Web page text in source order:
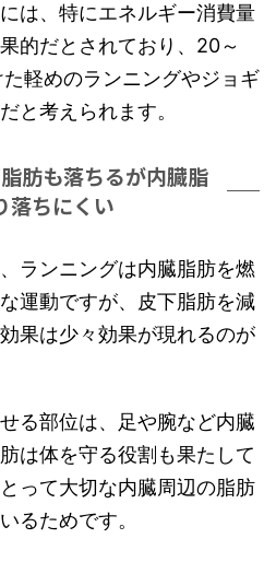
は、特にエネルギー消費量
的だとされており、20～
軽めのランニングやジョギ
と考えられます。
肪も落ちるが内臓脂
落ちにくい
ランニングは内臓脂肪を燃
運動ですが、皮下脂肪を減
果は少々効果が現れるのが
る部位は、足や腕など内臓
は体を守る役割も果たして
って大切な内臓周辺の脂肪
るためです。